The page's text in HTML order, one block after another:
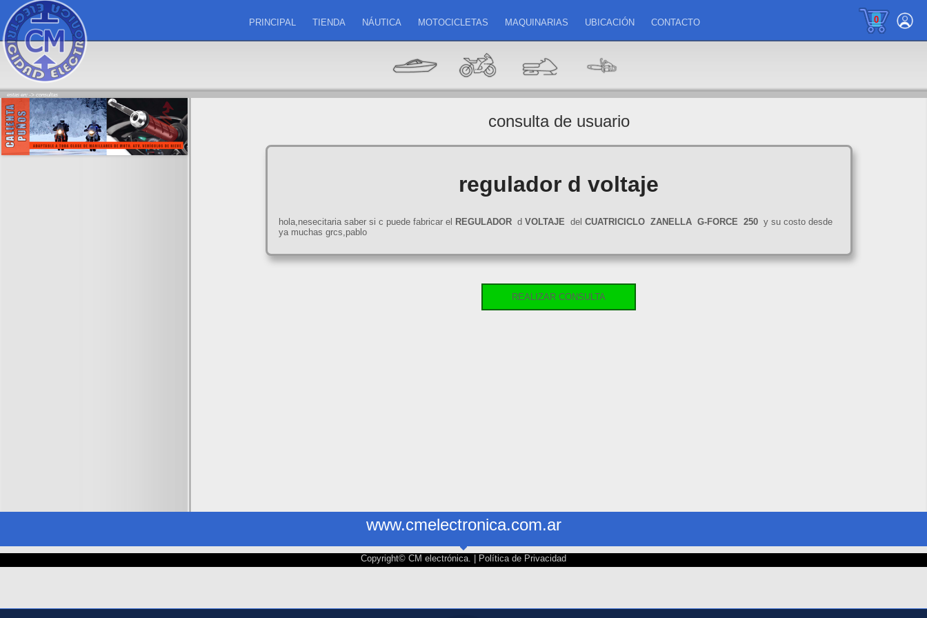
0
PRINCIPAL TIENDA NÁUTICA MOTOCICLETAS MAQUINARIAS UBICACIÓN CONTACTO
estas en: -> consultas
consulta de usuario
regulador d voltaje
hola,nesecitaria saber si c puede fabricar el REGULADORd VOLTAJE del CUATRICICLO ZANELLA G-FORCE 250y su costo desde
ya muchas grcs,pablo
REALIZAR CONSULTA
www.cmelectronica.com.ar
Copyright© CM electrónica. | Política de Privacidad